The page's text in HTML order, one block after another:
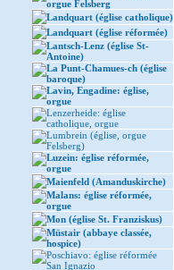
orgue Felsberg
Landquart (église catholique)
Landquart (église réformée)
Lantsch-Lenz (église St-
Antoine)
La Punt-Chamues-ch (église
baroque)
Lavin, Engadine: église,
orgue
Lenzerheide: église
catholique, orgue
Lumbrein (église, orgue
Felsberg)
Luzein: église réformée,
orgue
Maienfeld (Amanduskirche)
Malans: église réformée,
orgue
Mon (église St. Franziskus)
Müstair (abbaye classée,
hospice)
Poschiavo: église réformée
San Ignazio